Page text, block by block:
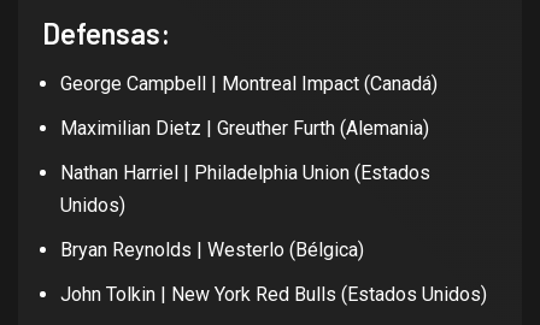
Defensas:
George Campbell | Montreal Impact (Canadá)
Maximilian Dietz | Greuther Furth (Alemania)
Nathan Harriel | Philadelphia Union (Estados
Unidos)
Bryan Reynolds | Westerlo (Bélgica)
John Tolkin | New York Red Bulls (Estados Unidos)